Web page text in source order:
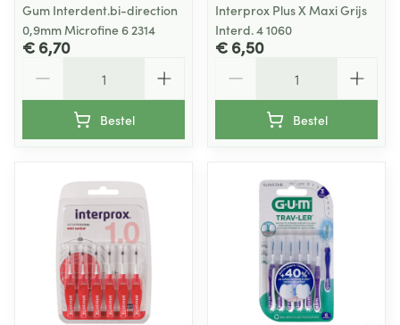
Gum Interdent.bi-direction
0,9mm Microfine 6 2314
€ 6,70
Bestel
Interprox Plus X Maxi Grijs
Interd. 4 1060
€ 6,50
Bestel